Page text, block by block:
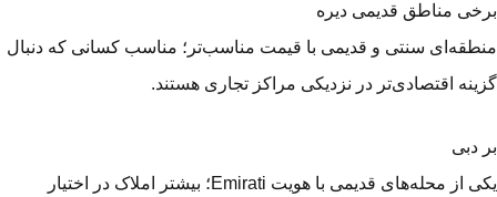
مناطق قدیمی دیره
سنتی و قدیمی با قیمت مناسب‌تر؛ مناسب کسانی که دنبال
اقتصادی‌تر در نزدیکی مراکز تجاری هستند.
دبی
یکی از محله‌های قدیمی با هویت Emirati؛ بیشتر املاک در اختیار